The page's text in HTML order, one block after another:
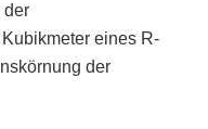
der
eines R-
der